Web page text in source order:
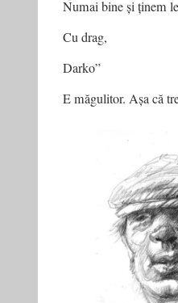
Numai bine și ținem
Cu drag,
Darko”
E măgulitor. Așa că